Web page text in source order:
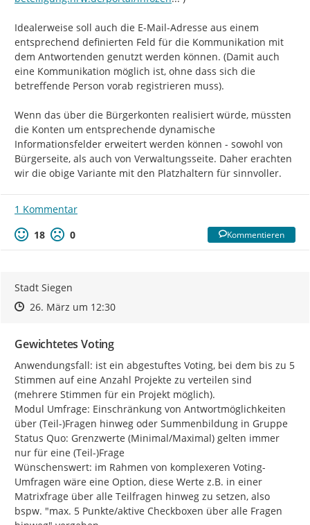
Idealerweise soll auch die E-Mail-Adresse aus einem
entsprechend definierten Feld für die Kommunikation mit
dem Antwortenden genutzt werden können. (Damit auch
eine Kommunikation möglich ist, ohne dass sich die
betreffende Person vorab registrieren muss).
Wenn das über die Bürgerkonten realisiert würde, müssten
die Konten um entsprechende dynamische
Informationsfelder erweitert werden können - sowohl von
Bürgerseite, als auch von Verwaltungsseite. Daher erachten
wir die obige Variante mit den Platzhaltern für sinnvoller.
1 Kommentar
18
0 Kommentieren
Stadt Siegen
Zeitpunkt des Erstellens
Zeitpunkt des Erstellens
26. März um 12:30Zur Äußerung
Gewichtetes Voting
Anwendungsfall: ist ein abgestuftes Voting, bei dem bis zu 5
Stimmen auf eine Anzahl Projekte zu verteilen sind
(mehrere Stimmen für ein Projekt möglich).
Modul Umfrage: Einschränkung von Antwortmöglichkeiten
über (Teil-)Fragen hinweg oder Summenbildung in Gruppe
Status Quo: Grenzwerte (Minimal/Maximal) gelten immer
nur für eine (Teil-)Frage
Wünschenswert: im Rahmen von komplexeren Voting-
Umfragen wäre eine Option, diese Werte z.B. in einer
Matrixfrage über alle Teilfragen hinweg zu setzen, also
bspw. "max. 5 Punkte/aktive Checkboxen über alle Fragen